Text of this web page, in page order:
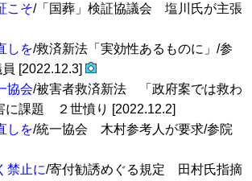
こそ/「国葬」検証協議会 塩川氏が主張
しを/救済新法「実効性あるものに」/参
[2022.12.3]
協会/被害者救済新法 「政府案では救わ
に課題 ２世憤り [2022.12.2]
しを/統一協会 木村参考人が要求/参院
禁止に/寄付勧誘めぐる規定 田村氏指摘